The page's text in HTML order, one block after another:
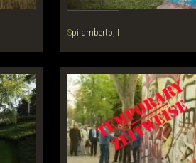
Spilamberto, I